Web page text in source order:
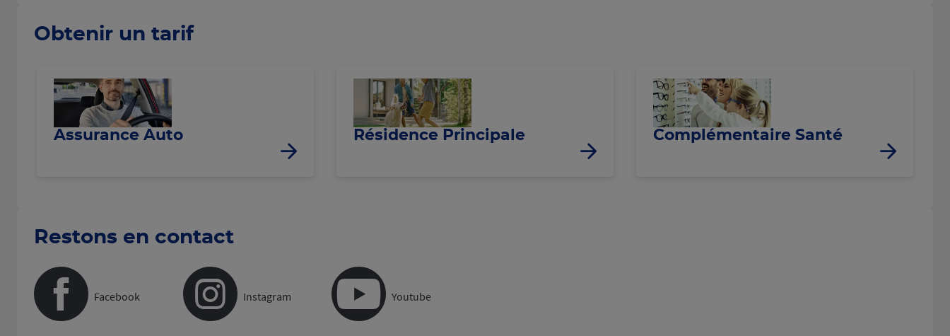
Obtenir un tarif
Assurance Auto Résidence Principale Complémentaire Santé
Restons en contact
Facebook Instagram Youtube